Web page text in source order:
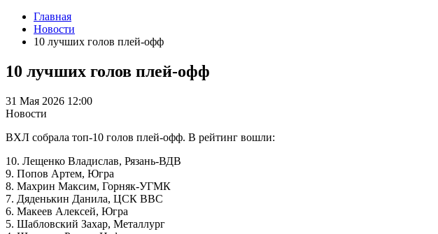
Главная
Новости
10 лучших голов плей-офф
10 лучших голов плей-офф
31 Мая 2026 12:00
Новости
ВХЛ собрала топ-10 голов плей-офф. В рейтинг вошли:
10. Лещенко Владислав, Рязань-ВДВ
9. Попов Артем, Югра
8. Махрин Максим, Горняк-УГМК
7. Дяденькин Данила, ЦСК ВВС
6. Макеев Алексей, Югра
5. Шабловский Захар, Металлург